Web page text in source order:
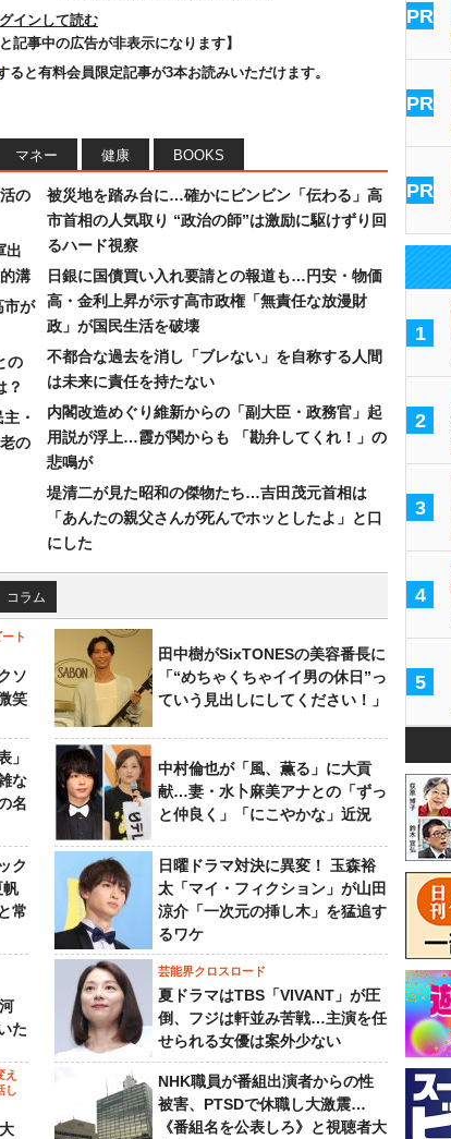
インして読む
記事中の広告が非表示になります】
ると有料会員限定記事が3本お読みいただけます。
マネー 健康 BOOKS
の
出
溝
市が
の
？
・
の
被災地を踏み台に…確かにビンビン「伝わる」高
市首相の人気取り “政治の師”は激励に駆けずり回
るハード視察
日銀に国債買い入れ要請との報道も…円安・物価
高・金利上昇が示す高市政権「無責任な放漫財
政」が国民生活を破壊
不都合な過去を消し「ブレない」を自称する人間
は未来に責任を持たない
内閣改造めぐり維新からの「副大臣・政務官」起
用説が浮上…霞が関からも 「勘弁してくれ！」の
悲鳴が
堤清二が見た昭和の傑物たち…吉田茂元首相は
「あんたの親父さんが死んでホッとしたよ」と口
にした
コラム
ト
ソ
笑
田中樹がSixTONESの美容番長に
「“めちゃくちゃイイ男の休日”っ
ていう見出しにしてください！」
」
な
名
中村倫也が「風、薫る」に大貢
献…妻・水卜麻美アナとの「ずっ
と仲良く」「にこやかな」近況
ク
帆
常
日曜ドラマ対決に異変！ 玉森裕
太「マイ・フィクション」が山田
涼介「一次元の挿し木」を猛追す
るワケ
た
芸能界クロスロード
夏ドラマはTBS「VIVANT」が圧
倒、フジは軒並み苦戦…主演を任
せられる女優は案外少ない
え
し
NHK職員が番組出演者からの性
被害、PTSDで休職し大激震…
《番組名を公表しろ》と視聴者大
PR
PR
PR
1
2
3
4
5